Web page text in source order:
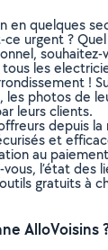
en quelques
ce urgent ?
souhaitez-
les
!
les photos de
leurs clients.
depuis la
et
au
l’état des
gratuits à
AlloVoisins